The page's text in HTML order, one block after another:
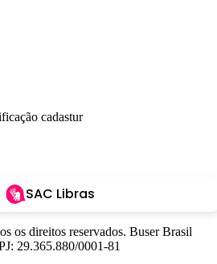
SAC Libras
os direitos reservados. Buser Brasil
29.365.880/0001-81